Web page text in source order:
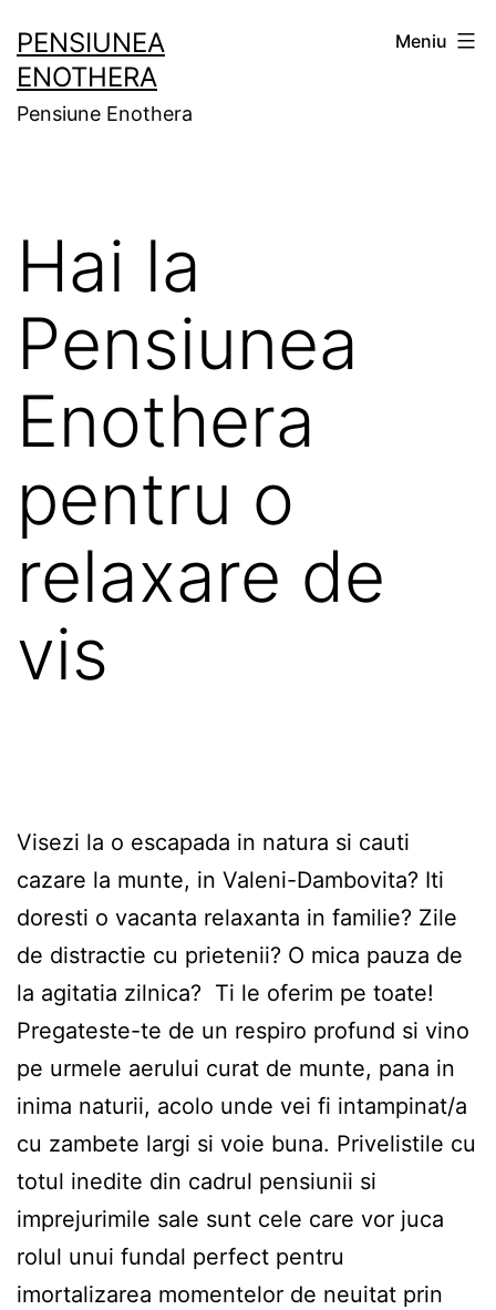
conținut
PENSIUNEA
ENOTHERA
Pensiune Enothera
Meniu
Hai la
Pensiunea
Enothera
pentru o
relaxare de
vis
Visezi la o escapada in natura si cauti
cazare la munte, in Valeni-Dambovita? Iti
doresti o vacanta relaxanta in familie? Zile
de distractie cu prietenii? O mica pauza de
la agitatia zilnica? Ti le oferim pe toate!
Pregateste-te de un respiro profund si vino
pe urmele aerului curat de munte, pana in
inima naturii, acolo unde vei fi intampinat/a
cu zambete largi si voie buna. Privelistile cu
totul inedite din cadrul pensiunii si
imprejurimile sale sunt cele care vor juca
rolul unui fundal perfect pentru
imortalizarea momentelor de neuitat prin